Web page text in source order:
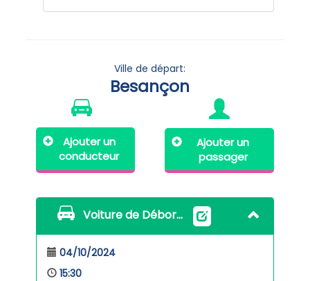
Ville de départ:
Besançon
Ajouter un
conducteur
Ajouter un
passager
Voiture de Déborah
04/10/2024
15:30